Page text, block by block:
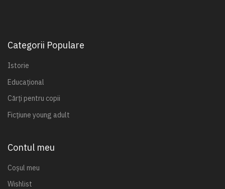
Categorii Populare
Istorie
Educațional
Cărți pentru copii
Ficțiune young adult
Contul meu
Coșul meu
Wishlist